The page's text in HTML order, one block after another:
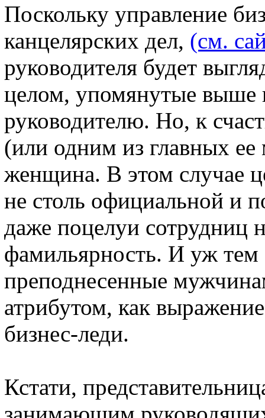
Поскольку управление
канцелярских дел, (см.
руководителя будет
целом, упомянутые выше
руководителю. Но, к
(или одним из главных
женщина. В этом случае
не столь официальной и
даже поцелуи сотрудниц
фамильярность. И уж тем
преподнесенные
атрибутом, как
бизнес-леди.
Кстати,